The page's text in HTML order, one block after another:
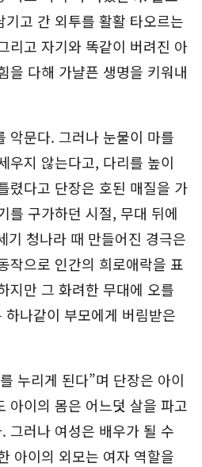
고 간 외투를 활활 타오르는
리고 자기와 똑같이 버려진 아
을 다해 가냘픈 생명을 키워내
악문다. 그러나 눈물이 마를
우지 않는다고, 다리를 높이
렸다고 단장은 호된 매질을 가
를 구가하던 시절, 무대 뒤에
기 청나라 때 만들어진 경극은
작으로 인간의 희로애락을 표
지만 그 화려한 무대에 오를
나같이 부모에게 버림받은
누리게 된다”며 단장은 아이
아이의 몸은 어느덧 살을 파고
그러나 여성은 배우가 될 수
아이의 외모는 여자 역할을